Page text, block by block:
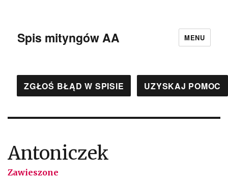
Spis mityngów AA MENU
ZGŁOŚ BŁĄD W SPISIE UZYSKAJ POMOC
Antoniczek
Zawieszone